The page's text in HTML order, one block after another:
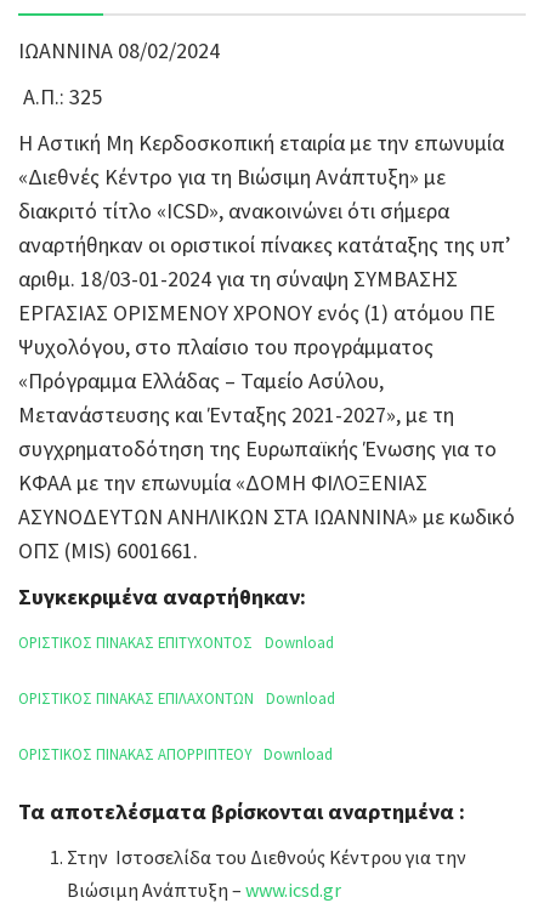
ΙΩΑΝΝΙΝΑ 08/02/2024
Α.Π.: 325
Η Αστική Μη Κερδοσκοπική εταιρία με την επωνυμία
«Διεθνές Κέντρο για τη Βιώσιμη Ανάπτυξη» με
διακριτό τίτλο «ICSD», ανακοινώνει ότι σήμερα
αναρτήθηκαν οι οριστικοί πίνακες κατάταξης της υπ’
αριθμ. 18/03-01-2024 για τη σύναψη ΣΥΜΒΑΣΗΣ
ΕΡΓΑΣΙΑΣ ΟΡΙΣΜΕΝΟΥ ΧΡΟΝΟΥ ενός (1) ατόμου ΠΕ
Ψυχολόγου, στο πλαίσιο του προγράμματος
«Πρόγραμμα Ελλάδας – Ταμείο Ασύλου,
Μετανάστευσης και Ένταξης 2021-2027», με τη
συγχρηματοδότηση της Ευρωπαϊκής Ένωσης για το
ΚΦΑΑ με την επωνυμία «ΔΟΜΗ ΦΙΛΟΞΕΝΙΑΣ
ΑΣΥΝΟΔΕΥΤΩΝ ΑΝΗΛΙΚΩΝ ΣΤΑ ΙΩΑΝΝΙΝΑ» με κωδικό
ΟΠΣ (MIS) 6001661.
Συγκεκριμένα αναρτήθηκαν:
ΟΡΙΣΤΙΚΟΣ ΠΙΝΑΚΑΣ ΕΠΙΤΥΧΟΝΤΟΣ Download
ΟΡΙΣΤΙΚΟΣ ΠΙΝΑΚΑΣ ΕΠΙΛΑΧΟΝΤΩΝ Download
ΟΡΙΣΤΙΚΟΣ ΠΙΝΑΚΑΣ ΑΠΟΡΡΙΠΤΕΟΥ Download
Τα αποτελέσματα βρίσκονται αναρτημένα :
Στην Ιστοσελίδα του Διεθνούς Κέντρου για την
Βιώσιμη Ανάπτυξη – www.icsd.gr